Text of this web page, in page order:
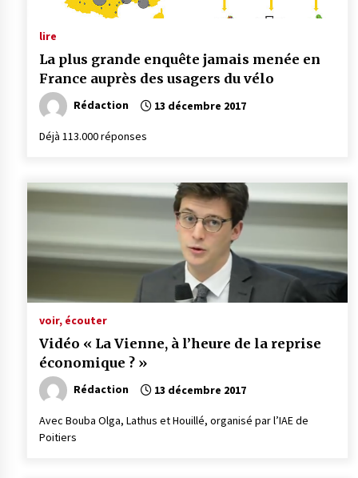
lire
La plus grande enquête jamais menée en
France auprès des usagers du vélo
Rédaction 13 décembre 2017
Déjà 113.000 réponses
voir, écouter
Vidéo « La Vienne, à l’heure de la reprise
économique ? »
Rédaction 13 décembre 2017
Avec Bouba Olga, Lathus et Houillé, organisé par l’IAE de
Poitiers